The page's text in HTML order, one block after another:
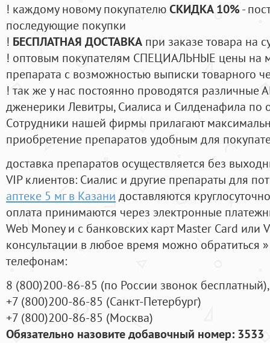
! каждому новому покупателюСКИДКА 10%-
последующие покупки
! БЕСПЛАТНАЯ ДОСТАВКА при заказе товара на
! оптовым покупателям СПЕЦИАЛЬНЫЕ цены на
препарата с возможностью выписки товарного
! так же у нас постоянно проводятся
дженерики Левитры, Сиалиса и Силденафила по
Cотрудники нашей фирмы прилагают
приобретение препаратов удобным для
доставка препаратов осуществляется без
VIP клиентов: Сиалис и другие препараты для
аптеке 5 мг в Казани доставляются круглосуточно
оплата принимаются через электронные
Web Money и с банковских карт Master Card или
консультации в любое время можно обратиться
телефонам:
8 (800)200-86-85 (по России звонок бесплатный),
+7 (800)200-86-85 (Санкт-Петербург)
+7 (800)200-86-85 (Москва)
Обязательно назовите добавочный номер: 3533